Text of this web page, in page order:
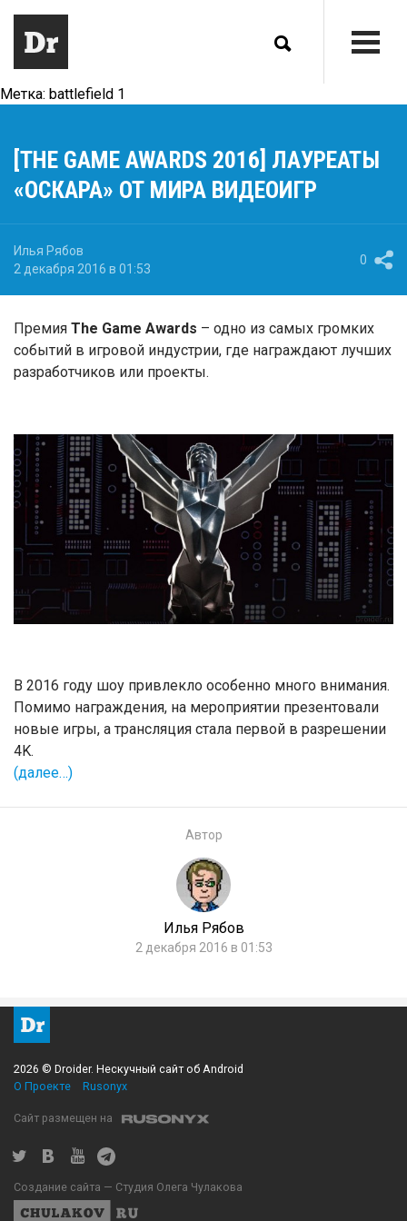
Метка: battlefield 1
[THE GAME AWARDS 2016] ЛАУРЕАТЫ
«ОСКАРА» ОТ МИРА ВИДЕОИГР
Илья Рябов
2 декабря 2016 в 01:53
0
Премия The Game Awards – одно из самых громких
событий в игровой индустрии, где награждают лучших
разработчиков или проекты.
В 2016 году шоу привлекло особенно много внимания.
Помимо награждения, на мероприятии презентовали
новые игры, а трансляция стала первой в разрешении
4K.
(далее…)
Автор
Илья Рябов
2 декабря 2016 в 01:53
2026 © Droider. Нескучный сайт об Android
О Проекте
Rusonyx
Сайт размещен на
Создание сайта — Студия Олега Чулакова